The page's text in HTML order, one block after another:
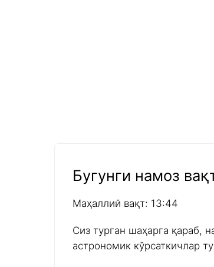
Бугунги намоз
Маҳаллий вақт: 13:44
Сиз турган шаҳарга қараб,
астрономик кўрсаткичлар